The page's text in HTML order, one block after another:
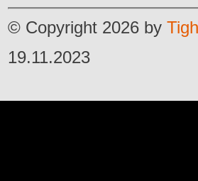
© Copyright 2026 by
19.11.2023